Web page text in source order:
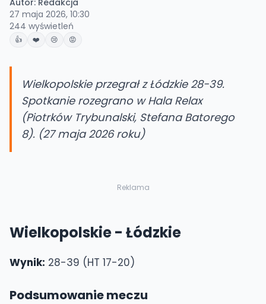
Autor: Redakcja
27 maja 2026, 10:30
244 wyświetleń
👍 ❤️ 😢 😡
Wielkopolskie przegrał z Łódzkie 28-39.
Spotkanie rozegrano w Hala Relax
(Piotrków Trybunalski, Stefana Batorego
8). (27 maja 2026 roku)
Reklama
Wielkopolskie - Łódzkie
Wynik: 28-39 (HT 17-20)
Podsumowanie meczu